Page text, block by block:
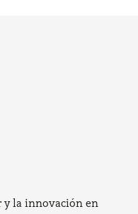
y la innovación en